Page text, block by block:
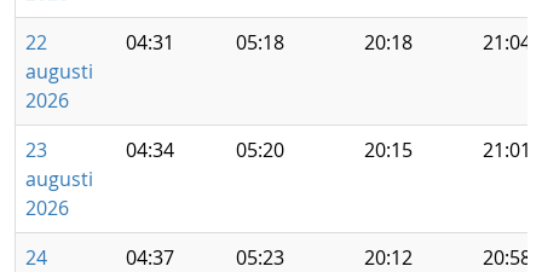
22
augusti
2026
04:31 05:18 20:18 21:04
23
augusti
2026
04:34 05:20 20:15 21:01
24
04:37 05:23 20:12 20:58